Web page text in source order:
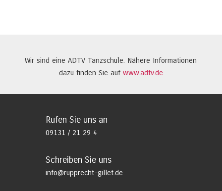
Wir sind eine ADTV Tanzschule. Nähere Informationen
dazu finden Sie auf www.adtv.de
Rufen Sie uns an
09131 / 21 29 4
Schreiben Sie uns
info@rupprecht-gillet.de